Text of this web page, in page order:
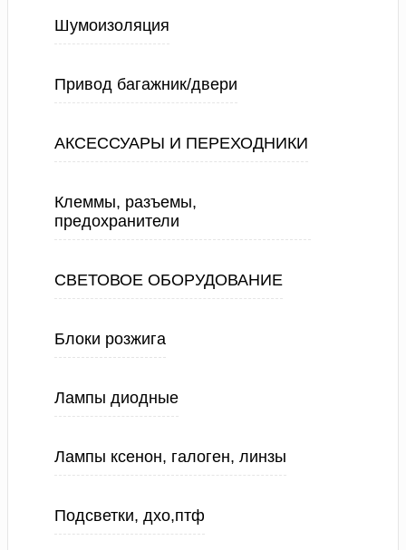
Шумоизоляция
Привод багажник/двери
АКСЕССУАРЫ И ПЕРЕХОДНИКИ
Клеммы, разъемы,
предохранители
СВЕТОВОЕ ОБОРУДОВАНИЕ
Блоки розжига
Лампы диодные
Лампы ксенон, галоген, линзы
Подсветки, дхо,птф